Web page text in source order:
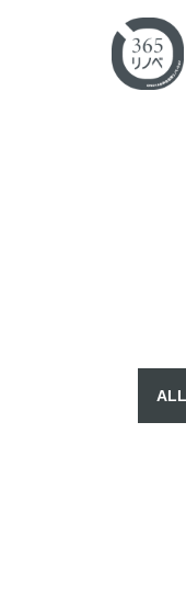
ALL